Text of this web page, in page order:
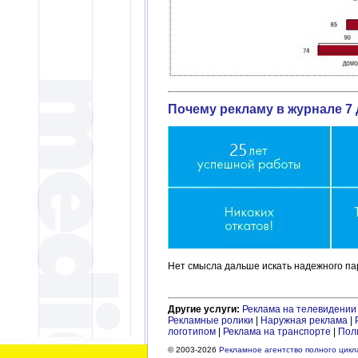
Почему рекламу в журнале
Нет смысла дальше искать надежного
Другие услуги: Реклама на телевидении
Рекламные ролики
Наружная реклама
логотипом
Реклама на транспорте
© 2003-2026 Рекламное агентство полного